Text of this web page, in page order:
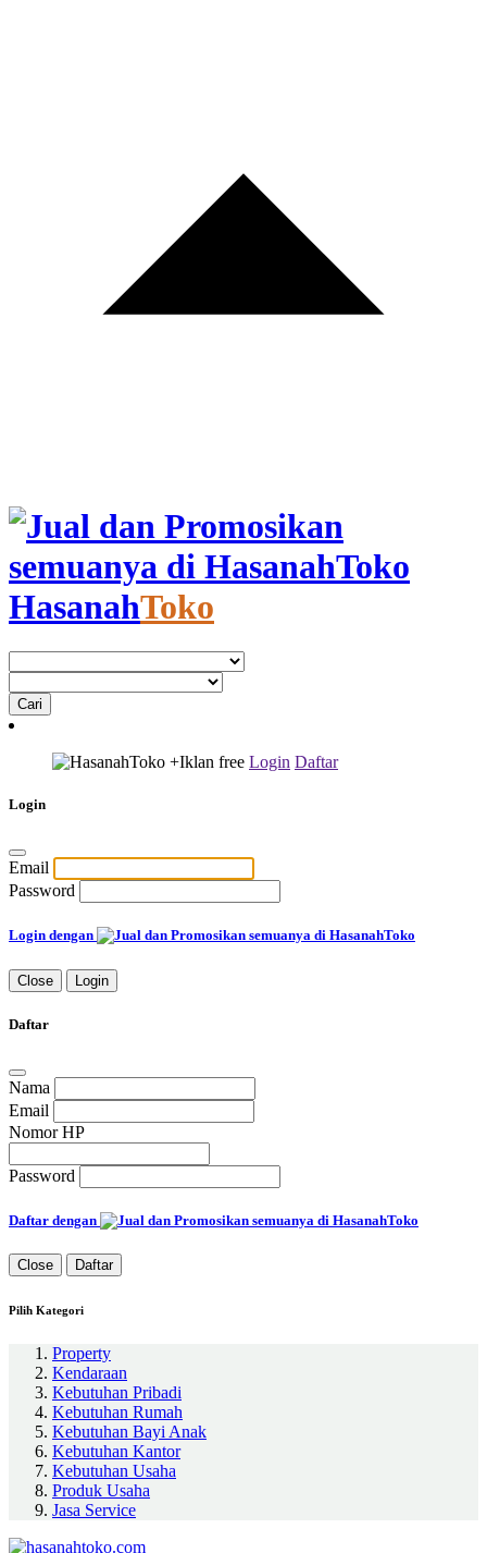
HasanahToko
+Iklan free Login Daftar
Login
Email
Password
Login dengan
Close Login
Daftar
Nama
Email
Nomor HP
Password
Daftar dengan
Close Daftar
Pilih Kategori
Property
Kendaraan
Kebutuhan Pribadi
Kebutuhan Rumah
Kebutuhan Bayi Anak
Kebutuhan Kantor
Kebutuhan Usaha
Produk Usaha
Jasa Service